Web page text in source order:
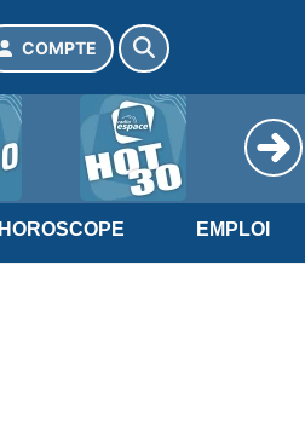
COMPTE
HOROSCOPE EMPLOI